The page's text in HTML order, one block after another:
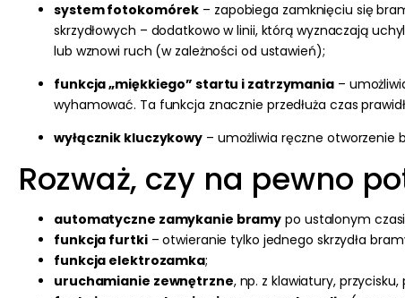
system fotokomórek – zapobiega zamknięciu się
skrzydłowych – dodatkowo w linii, którą wyznaczają
lub wznowi ruch (w zależności od ustawień);
funkcja „miękkiego” startu i zatrzymania –
wyhamować. Ta funkcja znacznie przedłuża czas
wyłącznik kluczykowy – umożliwia ręczne otworzenie
Rozważ, czy na pewno
automatyczne zamykanie bramy po ustalonym
funkcja furtki– otwieranie tylko jednego skrzydła
funkcja elektrozamka;
uruchamianie zewnętrzne, np. z klawiatury,